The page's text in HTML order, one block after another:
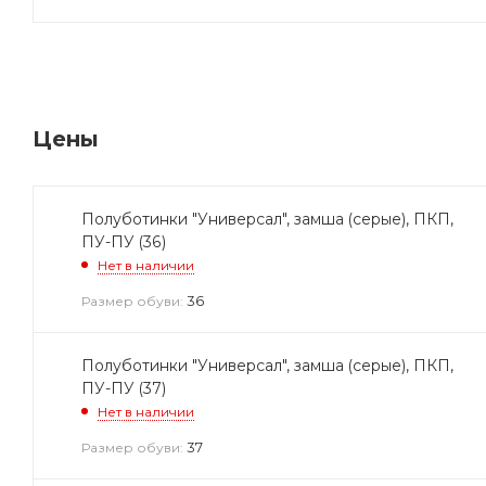
Цены
Полуботинки "Универсал", замша (серые), ПКП,
ПУ-ПУ (36)
Нет в наличии
Размер обуви: 36
Полуботинки "Универсал", замша (серые), ПКП,
ПУ-ПУ (37)
Нет в наличии
Размер обуви: 37